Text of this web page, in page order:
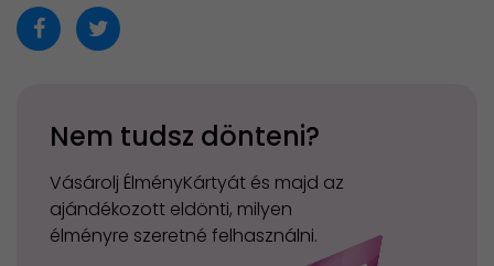
Nem tudsz dönteni?
Vásárolj ÉlményKártyát és majd az
ajándékozott eldönti, milyen
élményre szeretné felhasználni.